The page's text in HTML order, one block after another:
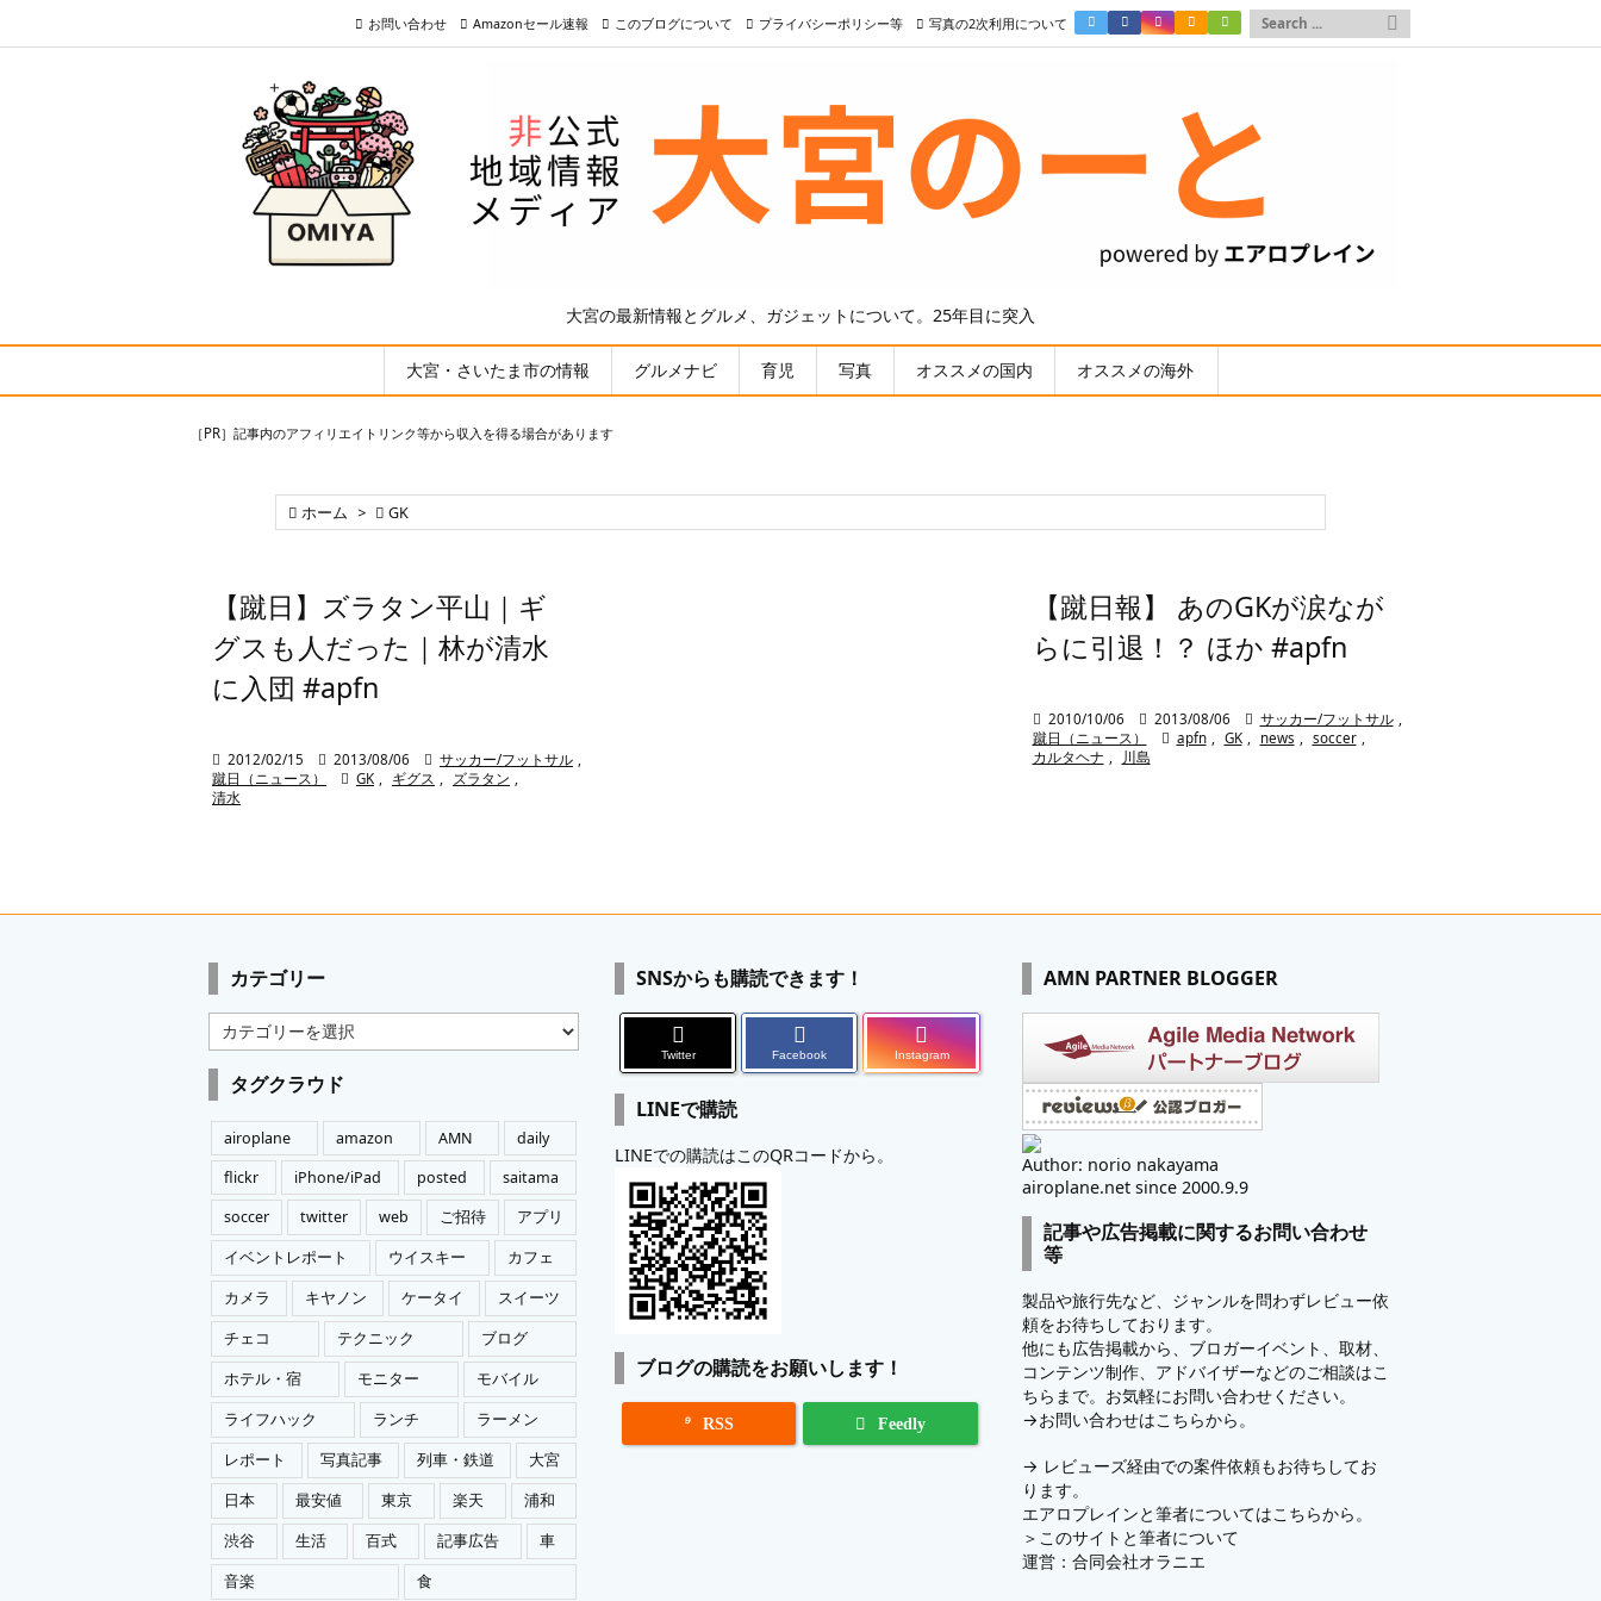
大宮の最新情報とグルメ、ガジェットについて。25年目に突入
大宮・さいたま市の情報 グルメナビ 育児 写真 オススメの国内 オススメの海外
お問い合わせ Amazonセール速報 このブログについて プライバシーポリシー等 写真の2次利用について 
［PR］記事内のアフィリエイトリンク等から収入を得る場合があります
 ホーム >  GK
【蹴日】ズラタン平山｜ギ
グスも人だった｜林が清水
に入団 #apfn
 2012/02/15  2013/08/06  サッカー/フットサル ,
蹴日（ニュース）
 GK , ギグス , ズラタン ,
清水
【蹴日報】 あのGKが涙なが
らに引退！？ ほか #apfn
 2010/10/06  2013/08/06  サッカー/フットサル ,
蹴日（ニュース）
 apfn , GK , news , soccer ,
カルタヘナ , 川島
カテゴリー
カ
テ
ゴ
リ
ー
タグクラウド
airoplane amazon AMN
daily
flickr
iPhone/iPad posted
saitama
soccer
twitter web ご招待
アプリ
イベントレポート
ウイスキー
カフェ
カメラ
キヤノン ケータイ
スイーツ
チェコ
テクニック
ブログ
ホテル・宿
モニター
モバイル
ライフハック
ランチ
ラーメン
レポート
写真記事 列車・鉄道
大宮
日本
最安値 東京 楽天
浦和
渋谷
生活 百式 記事広告
車
音楽
食
SNSからも購読できます！
Twitter Facebook Instagram
LINEで購読
LINEでの購読はこのQRコードから。
ブログの購読をお願いします！
 RSS Feedly
AMN PARTNER BLOGGER
Author: norio nakayama
airoplane.net since 2000.9.9
記事や広告掲載に関するお問い合わせ
等
製品や旅行先など、ジャンルを問わずレビュー依
頼をお待ちしております。
他にも広告掲載から、ブロガーイベント、取材、
コンテンツ制作、アドバイザーなどのご相談はこ
ちらまで。お気軽にお問い合わせください。
→お問い合わせはこちらから。
→ レビューズ経由での案件依頼もお待ちしてお
ります。
エアロプレインと筆者についてはこちらから。
＞ このサイトと筆者について
運営： 合同会社オラニエ